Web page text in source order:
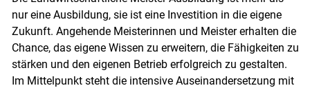
Skip to main content
nur eine Ausbildung, sie ist eine Investition in die eigene
Zukunft. Angehende Meisterinnen und Meister erhalten die
Chance, das eigene Wissen zu erweitern, die Fähigkeiten zu
stärken und den eigenen Betrieb erfolgreich zu gestalten.
Im Mittelpunkt steht die intensive Auseinandersetzung mit